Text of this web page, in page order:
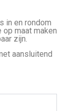
in en rondom
op maat maken
zijn.
aansluitend